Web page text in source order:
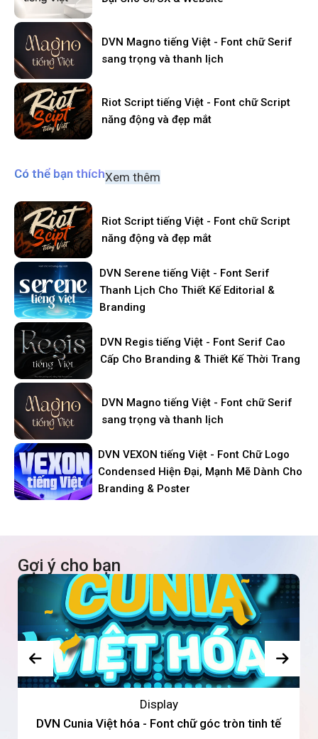
DVN Magno tiếng Việt - Font chữ Serif
sang trọng và thanh lịch
Riot Script tiếng Việt - Font chữ Script
năng động và đẹp mắt
Có thể bạn thíchXem thêm
Riot Script tiếng Việt - Font chữ Script
năng động và đẹp mắt
DVN Serene tiếng Việt - Font Serif
Thanh Lịch Cho Thiết Kế Editorial &
Branding
DVN Regis tiếng Việt - Font Serif Cao
Cấp Cho Branding & Thiết Kế Thời Trang
DVN Magno tiếng Việt - Font chữ Serif
sang trọng và thanh lịch
DVN VEXON tiếng Việt - Font Chữ Logo
Condensed Hiện Đại, Mạnh Mẽ Dành Cho
Branding & Poster
Gợi ý cho bạn
Display
DVN Cunia Việt hóa - Font chữ góc tròn tinh tế